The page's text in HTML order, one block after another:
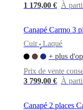
1 179,00 € À
Canapé Carmo 3
Cuir
•
Laqué
+ plus
Prix de vente
3 799,00 € À
Canapé 2 places